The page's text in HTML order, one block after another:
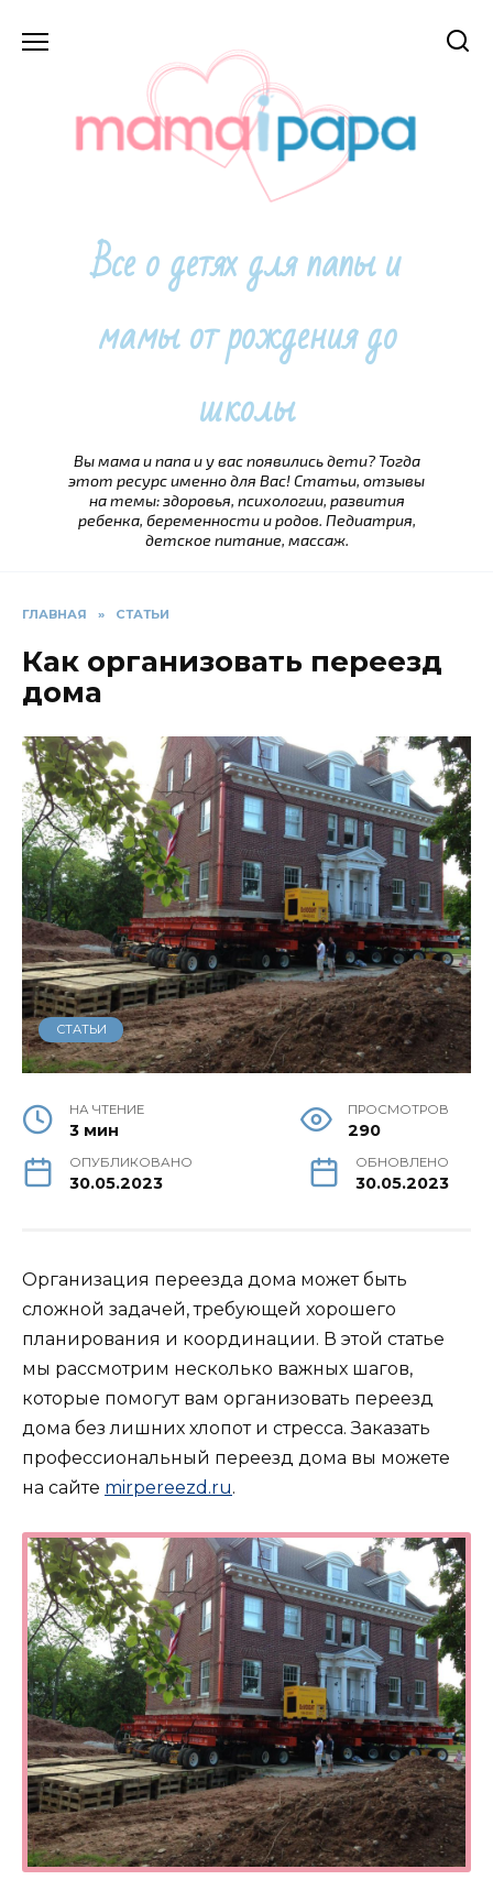
Все о детях для папы и
мамы от рождения до
школы
Вы мама и папа и у вас появились дети? Тогда
этот ресурс именно для Вас! Статьи, отзывы
на темы: здоровья, психологии, развития
ребенка, беременности и родов. Педиатрия,
детское питание, массаж.
ГЛАВНАЯ » СТАТЬИ
Как организовать переезд
дома
СТАТЬИ
НА ЧТЕНИЕ
3 мин
ПРОСМОТРОВ
290
ОПУБЛИКОВАНО
30.05.2023
ОБНОВЛЕНО
30.05.2023
Организация переезда дома может быть
сложной задачей, требующей хорошего
планирования и координации. В этой статье
мы рассмотрим несколько важных шагов,
которые помогут вам организовать переезд
дома без лишних хлопот и стресса. Заказать
профессиональный переезд дома вы можете
на сайте mirpereezd.ru.